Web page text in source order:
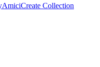
AmiciCreate Collection